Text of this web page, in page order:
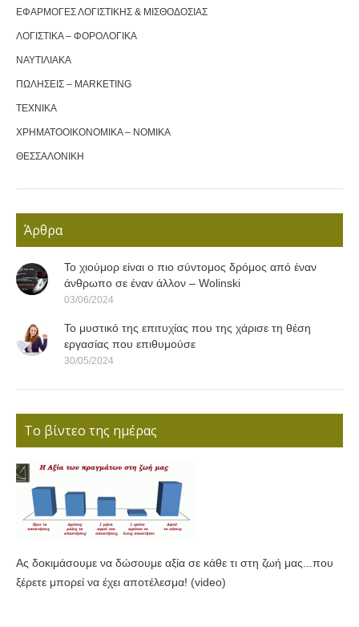
ΕΦΑΡΜΟΓΕΣ ΛΟΓΙΣΤΙΚΗΣ & ΜΙΣΘΟΔΟΣΙΑΣ
ΛΟΓΙΣΤΙΚΑ – ΦΟΡΟΛΟΓΙΚΑ
ΝΑΥΤΙΛΙΑΚΑ
ΠΩΛΗΣΕΙΣ – MARKETING
ΤΕΧΝΙΚΑ
ΧΡΗΜΑΤΟΟΙΚΟΝΟΜΙΚΑ – ΝΟΜΙΚΑ
ΘΕΣΣΑΛΟΝΙΚΗ
Άρθρα
Το χιούμορ είναι ο πιο σύντομος δρόμος από έναν
άνθρωπο σε έναν άλλον – Wolinski
03/06/2024
Το μυστικό της επιτυχίας που της χάρισε τη θέση
εργασίας που επιθυμούσε
30/05/2024
Το βίντεο της ημέρας
Ας δοκιμάσουμε να δώσουμε αξία σε κάθε τι στη ζωή μας...που
ξέρετε μπορεί να έχει αποτέλεσμα! (video)